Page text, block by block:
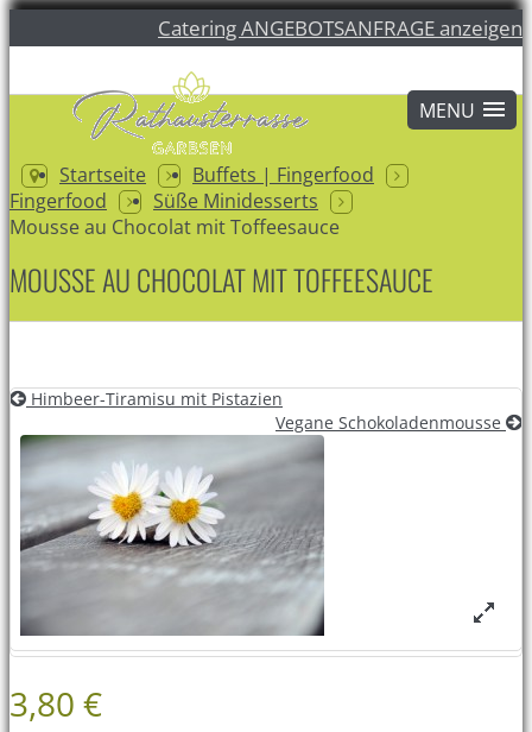
Catering ANGEBOTSANFRAGE anzeigen
Startseite
Buffets | Fingerfood
Fingerfood
Süße Minidesserts
Mousse au Chocolat mit Toffeesauce
MOUSSE AU CHOCOLAT MIT TOFFEESAUCE
Himbeer-Tiramisu mit Pistazien
Vegane Schokoladenmousse
3,80 €